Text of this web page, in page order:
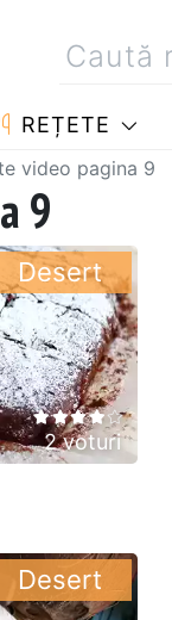
REȚETE
video pagina 9
9
2 voturi
Desert
Desert